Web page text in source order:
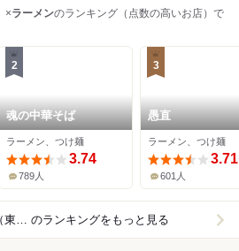
×ラーメンのランキング（点数の高いお店）で
2
魂の中華そば
ラーメン、つけ麺
3.74
789人
3
愚直
ラーメン、つけ麺
3.71
601人
大山～東武練馬（東武東上線）×ラーメン のランキングをもっと見る